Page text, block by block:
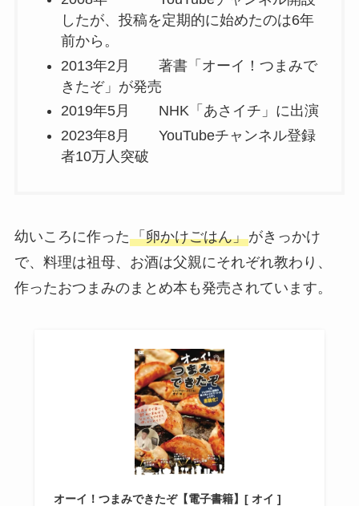
したが、投稿を定期的に始めたのは6年
前から。
2013年2月 著書「オーイ！つまみで
きたぞ」が発売
2019年5月 NHK「あさイチ」に出演
2023年8月 YouTubeチャンネル登録
者10万人突破
幼いころに作った「卵かけごはん」がきっかけ
で、料理は祖母、お酒は父親にそれぞれ教わり、
作ったおつまみのまとめ本も発売されています。
オーイ！つまみできたぞ【電子書籍】[ オイ ]